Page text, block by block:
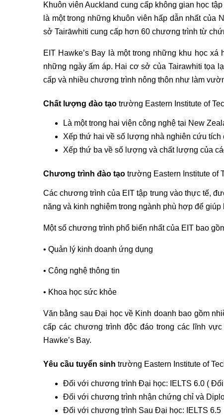
Khuôn viên Auckland cung cấp không gian học
là một trong những khuôn viên hấp dẫn nhất
sở Tairāwhiti cung cấp hơn 60 chương trình từ
EIT Hawke’s Bay là một trong những khu học
những ngày ấm áp. Hai cơ sở của Tairawhiti tọa
cấp và nhiều chương trình nông thôn như làm
Chất lượng đào tạo trường Eastern Institute of
Là một trong hai viện công nghệ tại New
Xếp thứ hai về số lượng nhà nghiên cứu
Xếp thứ ba về số lượng và chất lượng của
Chương trình đào tạo trường Eastern Institute of
Các chương trình của EIT tập trung vào thực tế,
năng và kinh nghiệm trong ngành phù hợp để
Một số chương trình phổ biến nhất của EIT bao
• Quản lý kinh doanh ứng dụng
• Công nghệ thông tin
• Khoa học sức khỏe
Văn bằng sau Đại học về Kinh doanh bao gồm
cấp các chương trình độc đáo trong các lĩnh
Hawke’s Bay.
Yêu cầu tuyển sinh trường Eastern Institute of
Đối với chương trình Đại học: IELTS 6.0 (
Đối với chương trình nhận chứng chỉ và
Đối với chương trình Sau Đại học: IELTS 6.5